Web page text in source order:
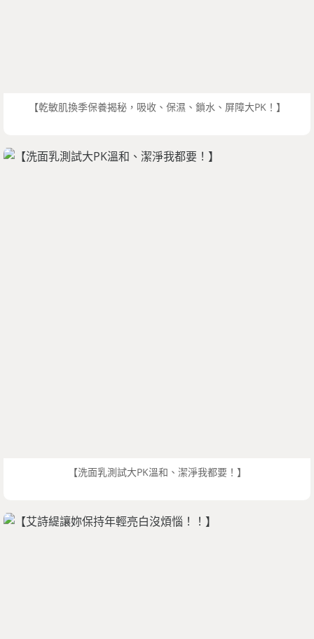
【乾敏肌換季保養揭秘，吸收、保濕、鎖水、屏障大PK！】
【洗面乳測試大PK溫和、潔淨我都要！】